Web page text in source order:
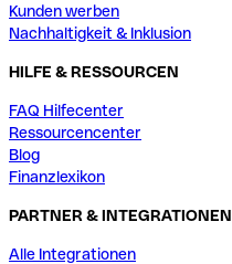
Kunden werben
Nachhaltigkeit & Inklusion
HILFE & RESSOURCEN
FAQ Hilfecenter
Ressourcencenter
Blog
Finanzlexikon
PARTNER & INTEGRATIONEN
Alle Integrationen